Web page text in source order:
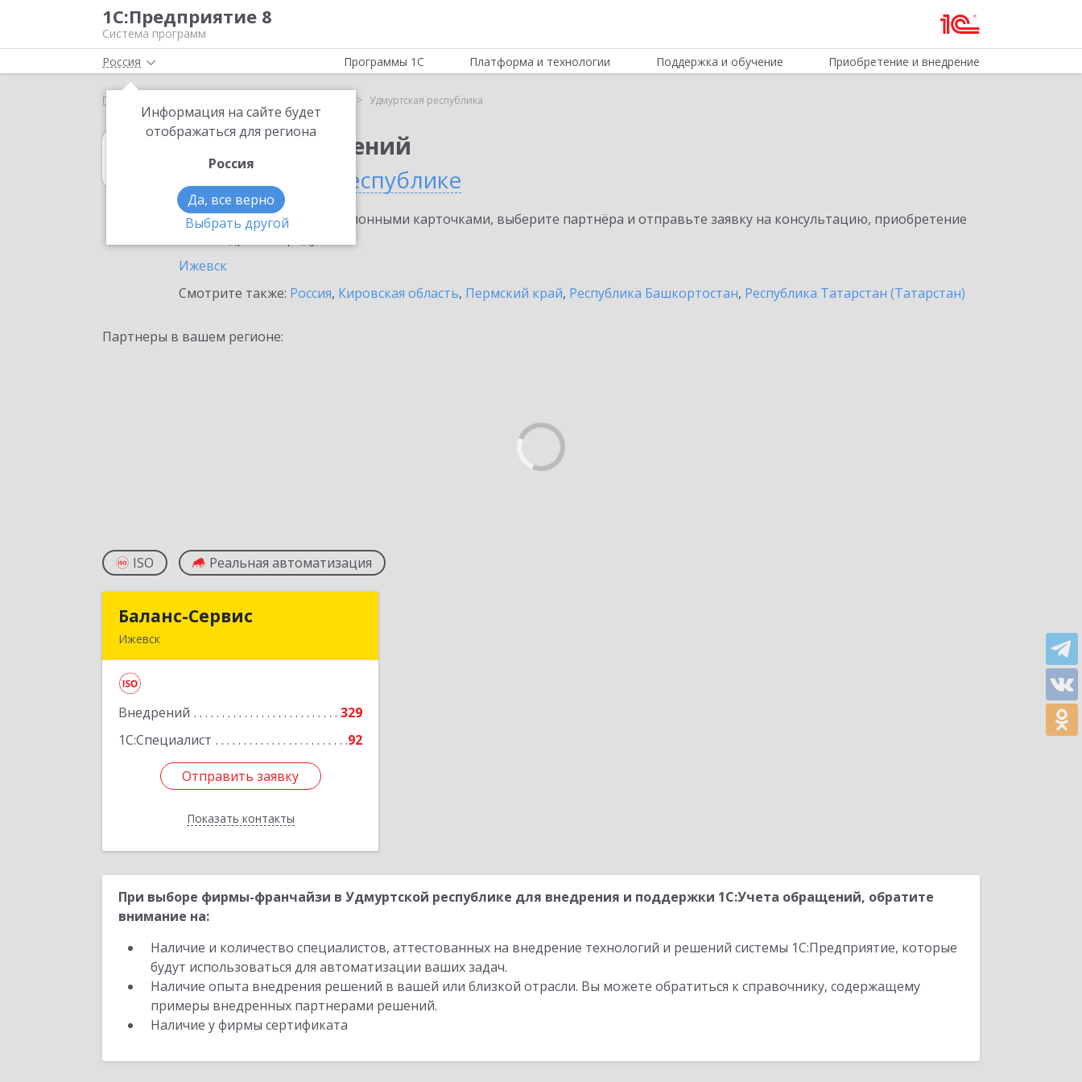
1С:Предприятие 8
Система программ
Россия
Информация на сайте будет
отображаться для региона
Россия
Да, все верно
Выбрать другой
Программы 1С Платформа и технологии Поддержка и обучение Приобретение и внедрение
Главная Удмуртская республика
1С:Учет обращений
в Удмуртской республике
Ознакомьтесь с информационными карточками, выберите партнёра и отправьте заявку на консультацию, приобретение
Ижевск
Смотрите также: Россия, Кировская область, Пермский край, Республика Башкортостан, Республика Татарстан (Татарстан)
Партнеры в вашем регионе:
ISO Реальная автоматизация
Баланс-Сервис
Ижевск
Внедрений
329
1С:Специалист
92
Отправить заявку
Показать контакты
Баланс-Сервис
Подробнее
Отправить заявку
Назад
При выборе фирмы-франчайзи в Удмуртской республике для внедрения и поддержки 1С:Учета обращений, обратите
внимание на:
Наличие и количество специалистов, аттестованных на внедрение технологий и решений системы 1С:Предприятие, которые
будут использоваться для автоматизации ваших задач.
Наличие опыта внедрения решений в вашей или близкой отрасли. Вы можете обратиться к справочнику, содержащему
примеры внедренных партнерами решений.
Наличие у фирмы сертификата